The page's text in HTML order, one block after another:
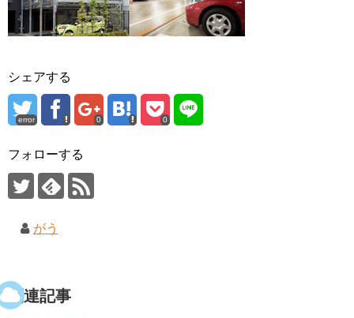
シェアする
error 0 0
フォローする
がう
関連記事